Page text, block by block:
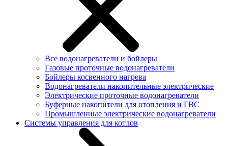
Все водонагреватели и бойлеры
Газовые проточные водонагреватели
Бойлеры косвенного нагрева
Водонагреватели накопительные электрические
Электрические проточные водонагреватели
Буферные накопители для отопления и ГВС
Промышленные электрические водонагреватели
Системы управления для котлов